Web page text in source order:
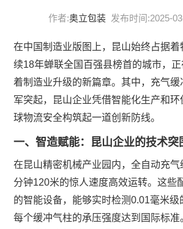
作者:奥立包装 发布时间:2025-
在中国制造业版图上，昆山始终占据
续18年蝉联全国百强县榜首的城市，
着制造业升级的新篇章。其中，充气
军突起，昆山企业凭借智能化生产和
球物流安全构筑起一道创新防线。
一、智造赋能：昆山企业的技术突
在昆山精密机械产业园内，全自动充
分钟120米的惊人速度高效运转。这些
的智能设备，能够实时检测0.01毫米级
每个缓冲气柱的承压强度达到国际标